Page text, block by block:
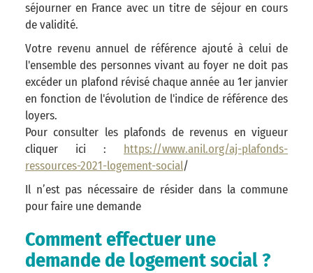
séjourner en France avec un titre de séjour en cours
de validité.
Votre revenu annuel de référence ajouté à celui de
l'ensemble des personnes vivant au foyer ne doit pas
excéder un plafond révisé chaque année au 1er janvier
en fonction de l'évolution de l'indice de référence des
loyers.
Pour consulter les plafonds de revenus en vigueur
cliquer ici : https://www.anil.org/aj-plafonds-
ressources-2021-logement-social/
Il n’est pas nécessaire de résider dans la commune
pour faire une demande
Comment effectuer une
demande de logement social ?